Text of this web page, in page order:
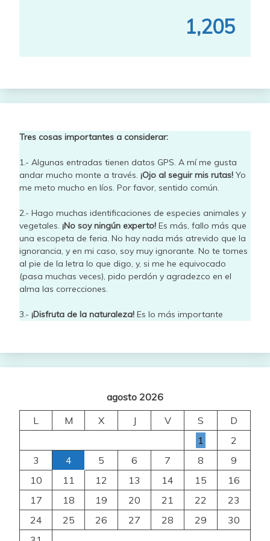
1,205
Tres cosas importantes a considerar:
1.- Algunas entradas tienen datos GPS. A mí me gusta
andar mucho monte a través. ¡Ojo al seguir mis rutas! Yo
me meto mucho en líos. Por favor, sentido común.
2.- Hago muchas identificaciones de especies animales y
vegetales. ¡No soy ningún experto! Es más, fallo más que
una escopeta de feria. No hay nada más atrevido que la
ignorancia, y en mi caso, soy muy ignorante. No te tomes
al pie de la letra lo que digo, y, si me he equivocado
(pasa muchas veces), pido perdón y agradezco en el
alma las correcciones.
3.- ¡Disfruta de la naturaleza! Es lo más importante
agosto 2026
L
M X J V S
D
1
2
3
4 5 6 7 8
9
10
11 12 13 14 15
16
17
18 19 20 21 22
23
24
25 26 27 28 29
30